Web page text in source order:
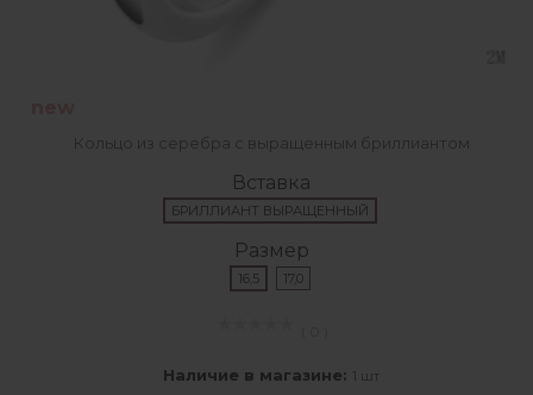
Кольцо из серебра с выращенным бриллиантом
Вставка
БРИЛЛИАНТ ВЫРАЩЕННЫЙ
Размер
16,5 17,0
Наличие в магазине: 1 шт